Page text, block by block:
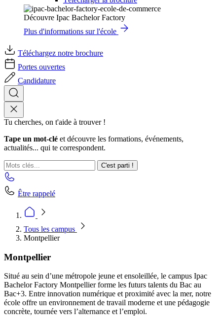
Découvre Ipac Bachelor Factory
Plus d'informations sur l'école
Téléchargez notre brochure
Portes ouvertes
Candidature
Tu cherches, on t'aide à trouver !
Tape un mot-clé et découvre les formations, événements,
actualités... qui te correspondent.
C'est parti !
Être rappelé
Tous les campus
Montpellier
Montpellier
Situé au sein d’une métropole jeune et ensoleillée, le campus Ipac
Bachelor Factory Montpellier forme les futurs talents du Bac au
Bac+3. Entre innovation numérique et proximité avec la mer, notre
école offre un environnement de travail moderne et une pédagogie
concrète, tournée vers l’alternance et l’emploi.